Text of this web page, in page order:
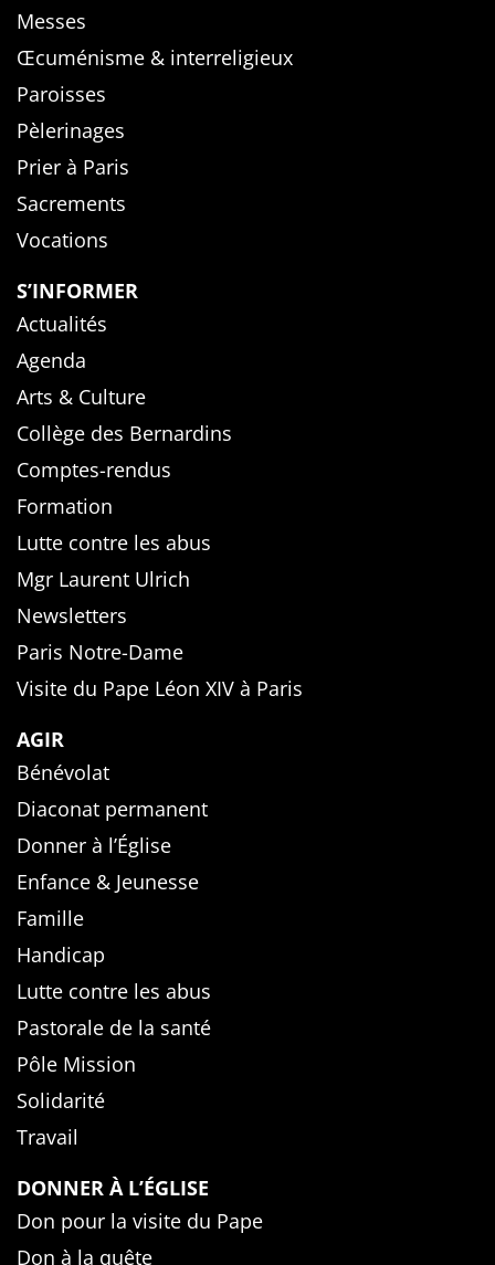
Messes
Œcuménisme & interreligieux
Paroisses
Pèlerinages
Prier à Paris
Sacrements
Vocations
S’INFORMER
Actualités
Agenda
Arts & Culture
Collège des Bernardins
Comptes-rendus
Formation
Lutte contre les abus
Mgr Laurent Ulrich
Newsletters
Paris Notre-Dame
Visite du Pape Léon XIV à Paris
AGIR
Bénévolat
Diaconat permanent
Donner à l’Église
Enfance & Jeunesse
Famille
Handicap
Lutte contre les abus
Pastorale de la santé
Pôle Mission
Solidarité
Travail
DONNER À L’ÉGLISE
Don pour la visite du Pape
Don à la quête